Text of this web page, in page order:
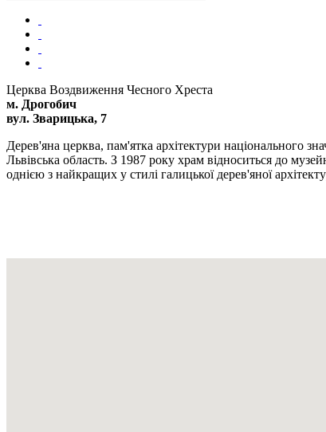
Церква Воздвиження Чесного Хреста
м. Дрогобич
вул. Зварицька, 7
Дерев'яна церква, пам'ятка архітектури національного
Львівська область. З 1987 року храм відноситься до
однією з найкращих у стилі галицької дерев'яної